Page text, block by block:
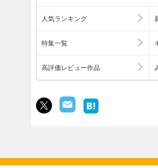
人気ランキング
特集一覧
高評価レビュー作品